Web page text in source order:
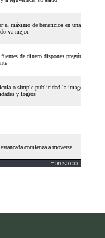
Horoscopo